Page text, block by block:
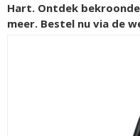
Hart. Ontdek
meer. Bestel nu via de